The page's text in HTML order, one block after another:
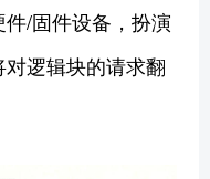
/固件设备，扮演
逻辑块的请求翻